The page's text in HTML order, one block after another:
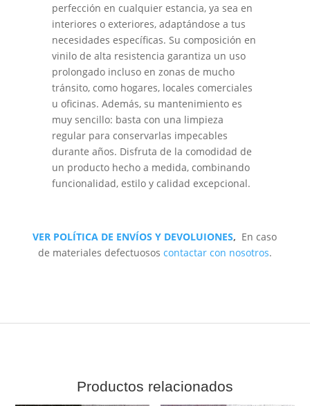
perfección en cualquier estancia, ya sea en
interiores o exteriores, adaptándose a tus
necesidades específicas. Su composición en
vinilo de alta resistencia garantiza un uso
prolongado incluso en zonas de mucho
tránsito, como hogares, locales comerciales
u oficinas. Además, su mantenimiento es
muy sencillo: basta con una limpieza
regular para conservarlas impecables
durante años. Disfruta de la comodidad de
un producto hecho a medida, combinando
funcionalidad, estilo y calidad excepcional.
VER POLÍTICA DE ENVÍOS Y DEVOLUIONES, En caso
de materiales defectuosos contactar con nosotros.
Productos relacionados